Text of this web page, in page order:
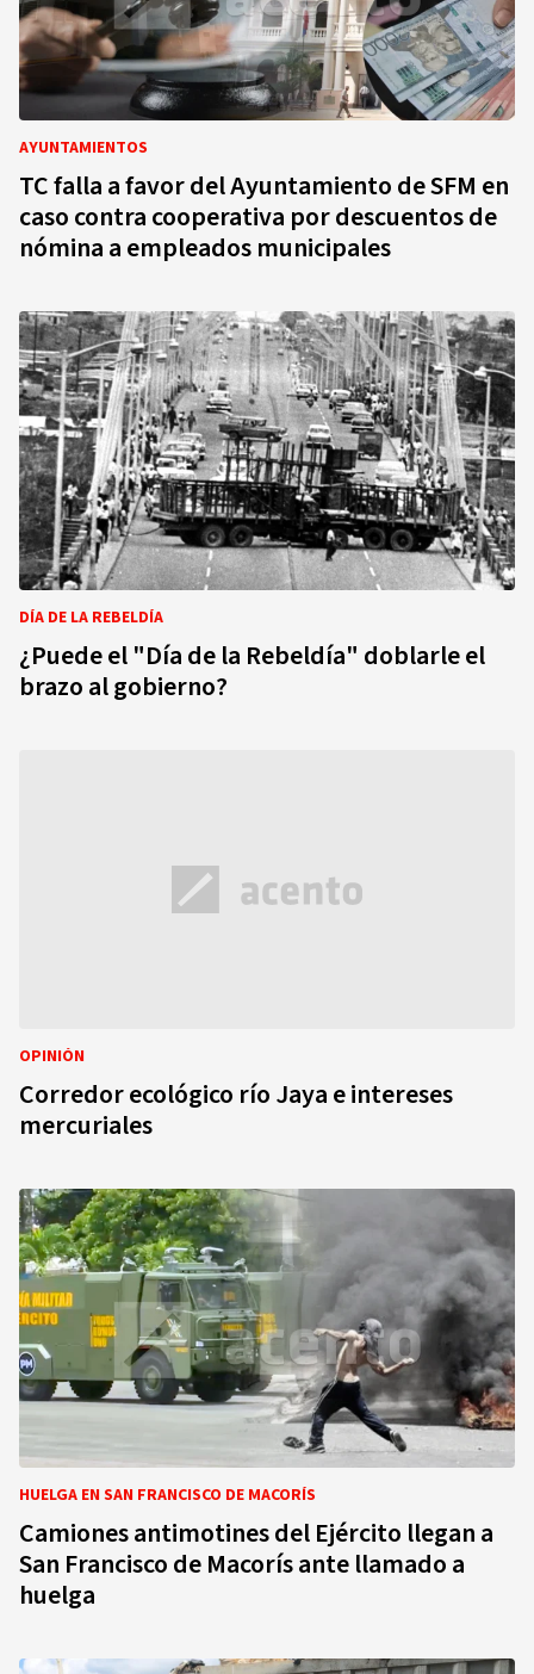
AYUNTAMIENTOS
TC falla a favor del Ayuntamiento de SFM en
caso contra cooperativa por descuentos de
nómina a empleados municipales
DÍA DE LA REBELDÍA
¿Puede el "Día de la Rebeldía" doblarle el
brazo al gobierno?
OPINIÓN
Corredor ecológico río Jaya e intereses
mercuriales
HUELGA EN SAN FRANCISCO DE MACORÍS
Camiones antimotines del Ejército llegan a
San Francisco de Macorís ante llamado a
huelga